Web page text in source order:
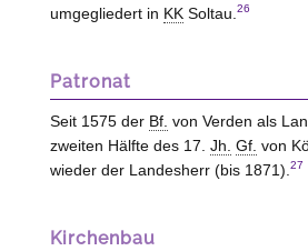
umgegliedert in KKSoltau. 26
Patronat
Seit 1575 der Bf. von Verden als
zweiten Hälfte des 17. Jh. Gf. von
wieder der Landesherr (bis 1871).27
Kirchenbau